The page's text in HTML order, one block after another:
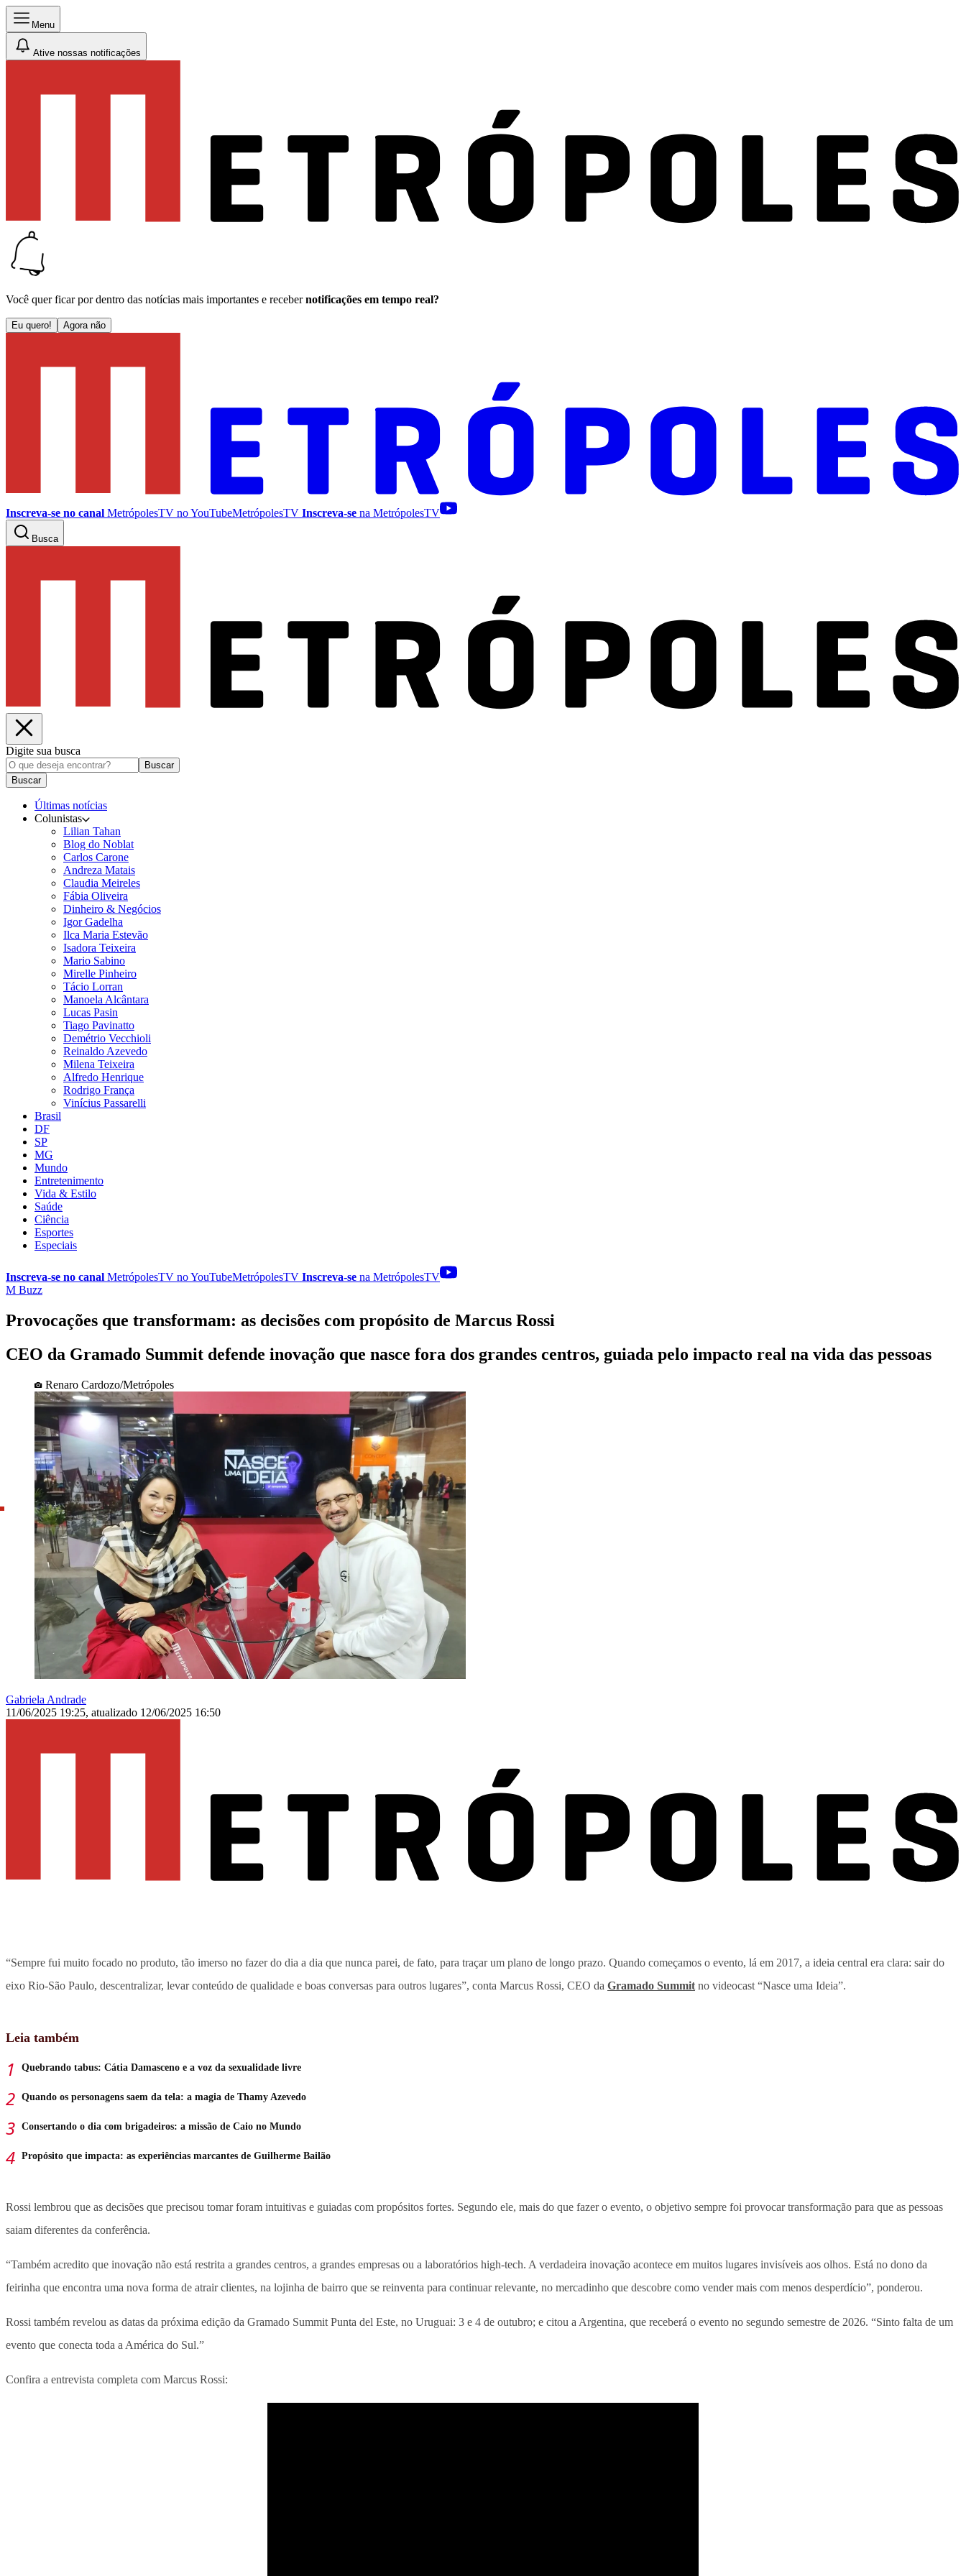
Menu
Ative nossas notificações
Você quer ficar por dentro das notícias mais importantes e receber notificações em tempo real?
Eu quero! Agora não
Inscreva-se no canal MetrópolesTV noYouTubeMetrópolesTV Inscreva-se na MetrópolesTV
Busca
Digite sua busca
Buscar
Buscar
Últimas notícias
Colunistas
Lilian Tahan
Blog do Noblat
Carlos Carone
Andreza Matais
Claudia Meireles
Fábia Oliveira
Dinheiro & Negócios
Igor Gadelha
Ilca Maria Estevão
Isadora Teixeira
Mario Sabino
Mirelle Pinheiro
Tácio Lorran
Manoela Alcântara
Lucas Pasin
Tiago Pavinatto
Demétrio Vecchioli
Reinaldo Azevedo
Milena Teixeira
Alfredo Henrique
Rodrigo França
Vinícius Passarelli
Brasil
DF
SP
MG
Mundo
Entretenimento
Vida & Estilo
Saúde
Ciência
Esportes
Especiais
Inscreva-se no canal MetrópolesTV noYouTubeMetrópolesTV Inscreva-se na MetrópolesTV
M Buzz
Provocações que transformam: as decisões com propósito de Marcus Rossi
CEO da Gramado Summit defende inovação que nasce fora dos grandes centros, guiada pelo impacto real na vida das pessoas
Renaro Cardozo/Metrópoles
Gabriela Andrade
11/06/2025 19:25, atualizado 12/06/2025 16:50
“Sempre fui muito focado no produto, tão imerso no fazer do dia a dia que nunca parei, de fato, para traçar um plano de longo prazo. Quando começamos o evento, lá em 2017, a ideia central era clara: sair do
eixo Rio-São Paulo, descentralizar, levar conteúdo de qualidade e boas conversas para outros lugares”, conta Marcus Rossi, CEO da Gramado Summit no videocast “Nasce uma Ideia”.
Leia também
Quebrando tabus: Cátia Damasceno e a voz da sexualidade livre
Quando os personagens saem da tela: a magia de Thamy Azevedo
Consertando o dia com brigadeiros: a missão de Caio no Mundo
Propósito que impacta: as experiências marcantes de Guilherme Bailão
Rossi lembrou que as decisões que precisou tomar foram intuitivas e guiadas com propósitos fortes. Segundo ele, mais do que fazer o evento, o objetivo sempre foi provocar transformação para que as pessoas
saiam diferentes da conferência.
“Também acredito que inovação não está restrita a grandes centros, a grandes empresas ou a laboratórios high-tech. A verdadeira inovação acontece em muitos lugares invisíveis aos olhos. Está no dono da
feirinha que encontra uma nova forma de atrair clientes, na lojinha de bairro que se reinventa para continuar relevante, no mercadinho que descobre como vender mais com menos desperdício”, ponderou.
Rossi também revelou as datas da próxima edição da Gramado Summit Punta del Este, no Uruguai: 3 e 4 de outubro; e citou a Argentina, que receberá o evento no segundo semestre de 2026. “Sinto falta de um
evento que conecta toda a América do Sul.”
Confira a entrevista completa com Marcus Rossi: